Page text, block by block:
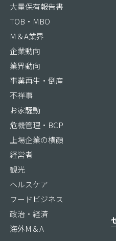
大量保有報告書
TOB・MBO
M＆A業界
企業動向
業界動向
事業再生・倒産
不祥事
お家騒動
危機管理・BCP
上場企業の横顔
経営者
観光
ヘルスケア
フードビジネス
政治・経済
海外M＆A